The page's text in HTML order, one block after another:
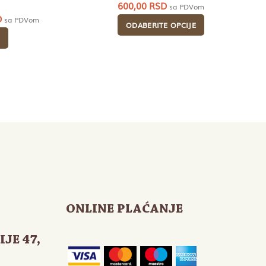
Trenutna
cena
1.080,00 RSD.
sa PDVom
600,00 RSD sa PDVom
ODABERITE OPCIJE
47,
ONLINE PLAĆANJE